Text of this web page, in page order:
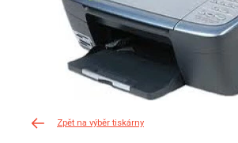
Zpět na výběr tiskárny